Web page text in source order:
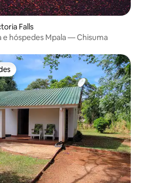
Falls
e hóspedes Mpala — Chisuma